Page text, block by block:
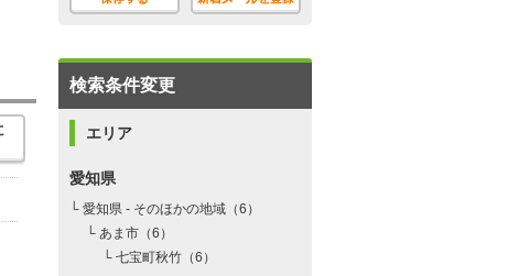
検索条件変更
エリア
愛知県
└ 愛知県 - そのほかの地域（6）
└ あま市（6）
└ 七宝町秋竹（6）